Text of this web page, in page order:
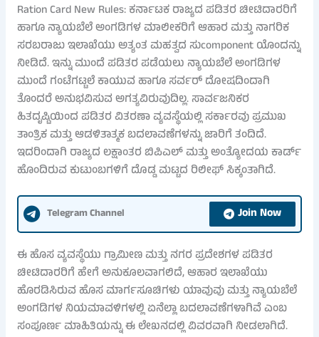
Ration Card New Rules: ಕರ್ನಾಟಕ ರಾಜ್ಯದ ಪಡಿತರ ಚೀಟಿದಾರರಿಗೆ
ಹಾಗೂ ನ್ಯಾಯಬೆಲೆ ಅಂಗಡಿಗಳ ಮಾಲೀಕರಿಗೆ ಆಹಾರ ಮತ್ತು ನಾಗರಿಕ
ಸರಬರಾಜು ಇಲಾಖೆಯು ಅತ್ಯಂತ ಮಹತ್ವದ ಸುcomponent ಯೊಂದನ್ನು
ನೀಡಿದೆ. ಇನ್ನು ಮುಂದೆ ಪಡಿತರ ಪಡೆಯಲು ನ್ಯಾಯಬೆಲೆ ಅಂಗಡಿಗಳ
ಮುಂದೆ ಗಂಟೆಗಟ್ಟಲೆ ಕಾಯುವ ಹಾಗೂ ಸರ್ವರ್ ದೋಷದಿಂದಾಗಿ
ತೊಂದರೆ ಅನುಭವಿಸುವ ಅಗತ್ಯವಿರುವುದಿಲ್ಲ. ಸಾರ್ವಜನಿಕರ
ಹಿತದೃಷ್ಟಿಯಿಂದ ಪಡಿತರ ವಿತರಣಾ ವ್ಯವಸ್ಥೆಯಲ್ಲಿ ಸರ್ಕಾರವು ಪ್ರಮುಖ
ತಾಂತ್ರಿಕ ಮತ್ತು ಆಡಳಿತಾತ್ಮಕ ಬದಲಾವಣೆಗಳನ್ನು ಜಾರಿಗೆ ತಂದಿದೆ.
ಇದರಿಂದಾಗಿ ರಾಜ್ಯದ ಲಕ್ಷಾಂತರ ಬಿಪಿಎಲ್ ಮತ್ತು ಅಂತ್ಯೋದಯ ಕಾರ್ಡ್
ಹೊಂದಿರುವ ಕುಟುಂಬಗಳಿಗೆ ದೊಡ್ಡ ಮಟ್ಟದ ರಿಲೀಫ್ ಸಿಕ್ಕಂತಾಗಿದೆ.
Telegram Channel Join Now
ಈ ಹೊಸ ವ್ಯವಸ್ಥೆಯು ಗ್ರಾಮೀಣ ಮತ್ತು ನಗರ ಪ್ರದೇಶಗಳ ಪಡಿತರ
ಚೀಟಿದಾರರಿಗೆ ಹೇಗೆ ಅನುಕೂಲವಾಗಲಿದೆ, ಆಹಾರ ಇಲಾಖೆಯು
ಹೊರಡಿಸಿರುವ ಹೊಸ ಮಾರ್ಗಸೂಚಿಗಳು ಯಾವುವು ಮತ್ತು ನ್ಯಾಯಬೆಲೆ
ಅಂಗಡಿಗಳ ನಿಯಮಾವಳಿಗಳಲ್ಲಿ ಏನೆಲ್ಲಾ ಬದಲಾವಣೆಗಳಾಗಿವೆ ಎಂಬ
ಸಂಪೂರ್ಣ ಮಾಹಿತಿಯನ್ನು ಈ ಲೇಖನದಲ್ಲಿ ವಿವರವಾಗಿ ನೀಡಲಾಗಿದೆ.